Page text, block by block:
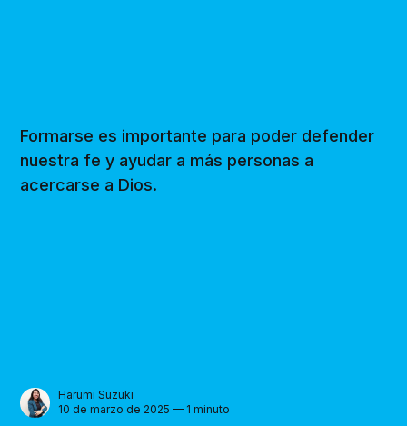
Formarse es importante para poder defender
nuestra fe y ayudar a más personas a
acercarse a Dios.
Harumi Suzuki
10 de marzo de 2025 — 1 minuto